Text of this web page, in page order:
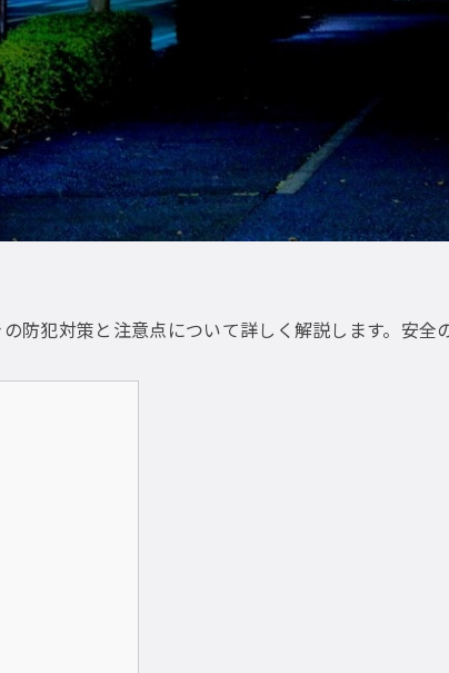
防犯対策と注意点について詳しく解説します。安全